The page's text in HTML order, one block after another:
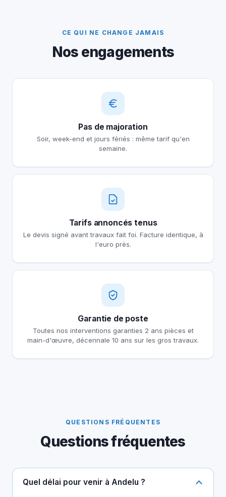
CE QUI NE CHANGE JAMAIS
Nos engagements
Pas de majoration
Soir, week-end et jours fériés : même tarif qu'en
semaine.
Tarifs annoncés tenus
Le devis signé avant travaux fait foi. Facture identique, à
l'euro près.
Garantie de poste
Toutes nos interventions garanties 2 ans pièces et
main-d'œuvre, décennale 10 ans sur les gros travaux.
QUESTIONS FRÉQUENTES
Questions fréquentes
Quel délai pour venir à Andelu ?